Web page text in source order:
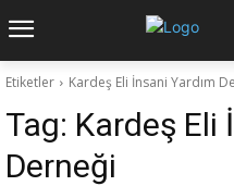
Etiketler Kardeş Eli İnsani Yardım
Tag: Kardeş Eli
Derneği